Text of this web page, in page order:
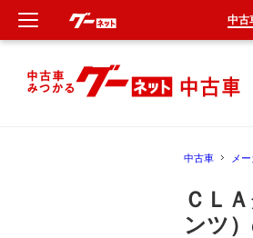
中古車 メ
ＣＬ
ンツ
中古
新車